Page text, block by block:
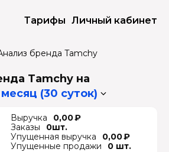
Тарифы Личный кабинет
бренда Tamchy
Tamchy на
месяц (30 суток)
Выручка
0,00 ₽
Заказы
0шт.
Упущенная выручка
0,00 ₽
Упущенные продажи
0 шт.